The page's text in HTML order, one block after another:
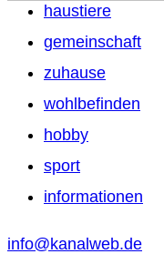
haustiere
gemeinschaft
zuhause
wohlbefinden
hobby
sport
informationen
info@kanalweb.de